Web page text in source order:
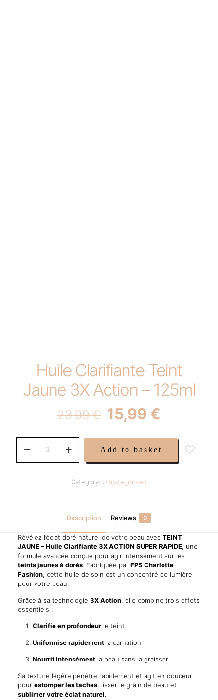
Huile Clarifiante Teint
Jaune 3X Action – 125ml
23,99€ Original
price
was:
23,99 €.
15,99 €
is:
15,99 €.
Clarifiante
Add to basket
Category: Uncategorized
Description Reviews 0
Révélez l’éclat doré naturel de votre peau avec TEINT
JAUNE – Huile Clarifiante 3X ACTION SUPER RAPIDE, une
formule avancée conçue pour agir intensément sur les
teints jaunes à dorés. Fabriquée par FPS Charlotte
Fashion, cette huile de soin est un concentré de lumière
pour votre peau.
Grâce à sa technologie 3X Action, elle combine trois effets
essentiels :
Clarifie en profondeurle teint
Uniformise rapidementla carnation
Nourrit intensémentla peau sans la graisser
Sa texture légère pénètre rapidement et agit en douceur
pour estomper les taches, lisser le grain de peau et
sublimer votre éclat naturel.